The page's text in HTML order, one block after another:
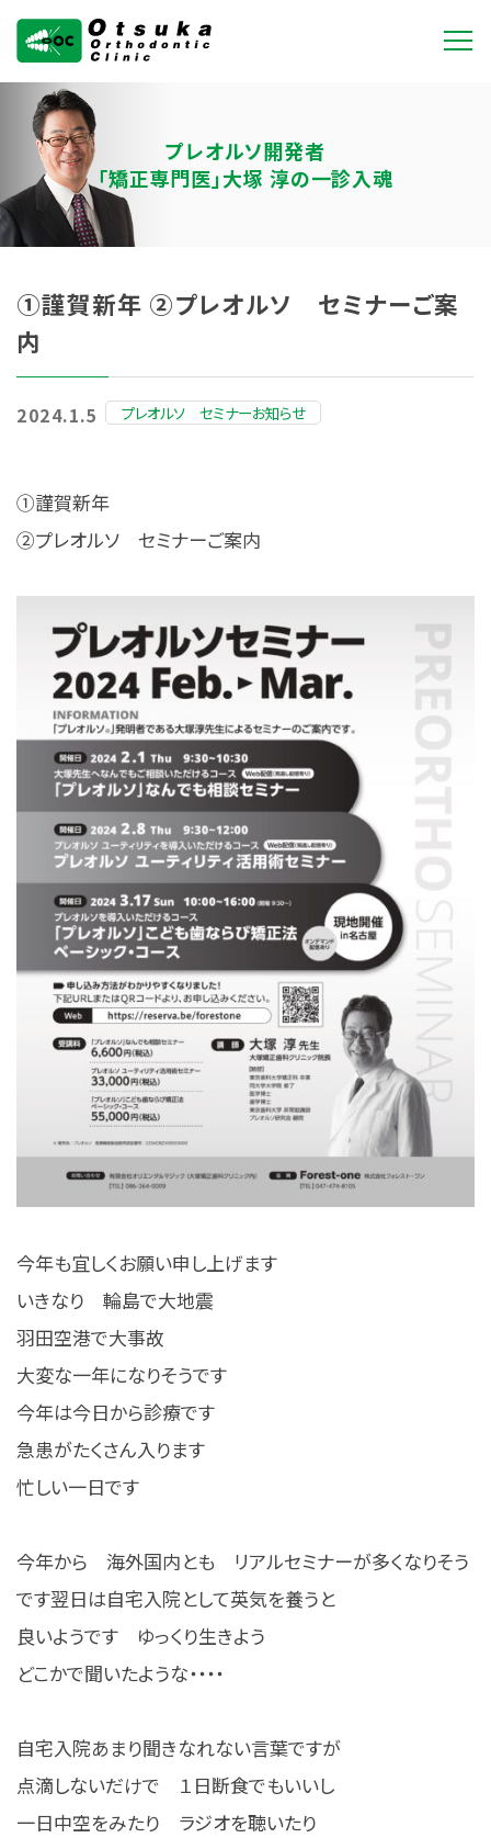
大塚矯正歯科クリニ
ック
プレオルソ開発者
「矯正専門医」大塚 淳の一診入魂
①謹賀新年 ②プレオルソ セミナーご案
内
2024.1.5 プレオルソ セミナーお知らせ
①謹賀新年
②プレオルソ セミナーご案内
今年も宜しくお願い申し上げます
いきなり 輪島で大地震
羽田空港で大事故
大変な一年になりそうです
今年は今日から診療です
急患がたくさん入ります
忙しい一日です
今年から 海外国内とも リアルセミナーが多くなりそう
です翌日は自宅入院として英気を養うと
良いようです ゆっくり生きよう
どこかで聞いたような・・・・
自宅入院あまり聞きなれない言葉ですが
点滴しないだけで １日断食でもいいし
一日中空をみたり ラジオを聴いたり